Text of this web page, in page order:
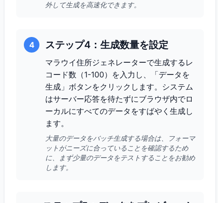
外して生成を高速化できます。
4 ステップ4：生成数量を設定
マラウイ住所ジェネレーターで生成するレ
コード数（1-100）を入力し、「データを
生成」ボタンをクリックします。システム
はサーバー応答を待たずにブラウザ内でロ
ーカルにすべてのデータをすばやく生成し
ます。
大量のデータをバッチ生成する場合は、フォーマ
ットがニーズに合っていることを確認するため
に、まず少量のデータをテストすることをお勧め
します。